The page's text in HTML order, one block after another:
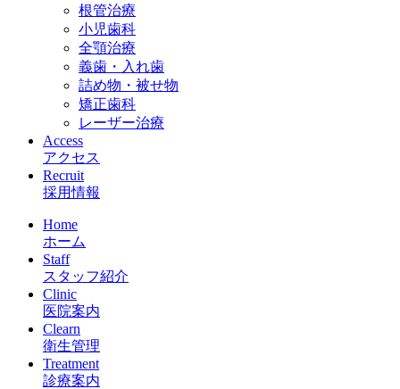
根管治療
小児歯科
全顎治療
義歯・入れ歯
詰め物・被せ物
矯正歯科
レーザー治療
Access
アクセス
Recruit
採用情報
Home
ホーム
Staff
スタッフ紹介
Clinic
医院案内
Clearn
衛生管理
Treatment
診療案内